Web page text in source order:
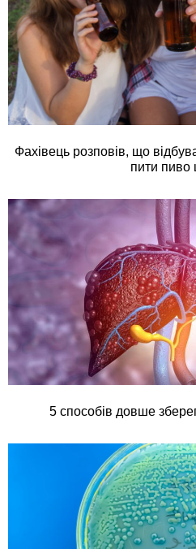
Фахівець розповів, що
пити пиво
5 способів довше